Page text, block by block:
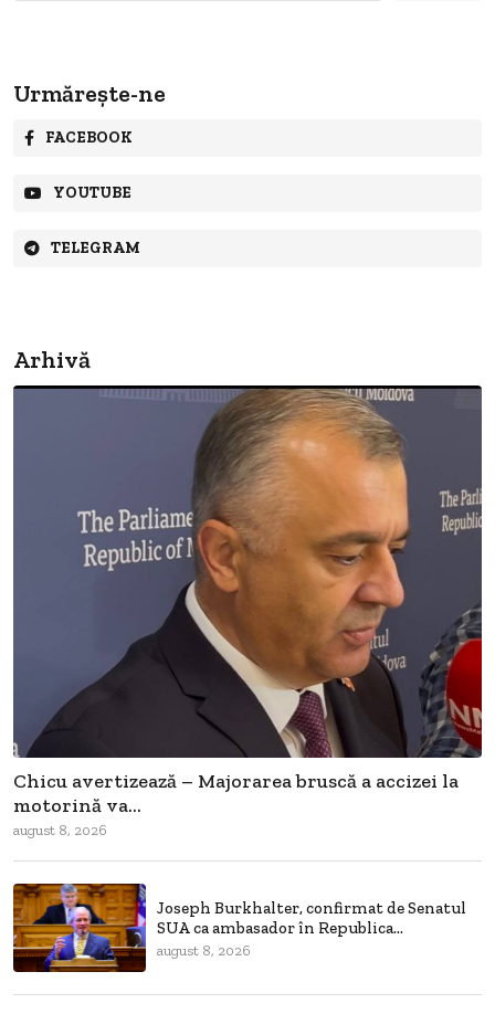
Urmărește-ne
FACEBOOK
YOUTUBE
TELEGRAM
Arhivă
Chicu avertizează – Majorarea bruscă a accizei la
motorină va...
august 8, 2026
Joseph Burkhalter, confirmat de Senatul
SUA ca ambasador în Republica...
august 8, 2026